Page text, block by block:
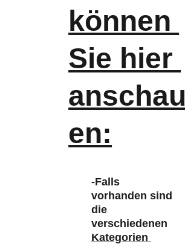
können
Sie hier
anschau
en:
-Falls
vorhanden sind
die
verschiedenen
Kategorien